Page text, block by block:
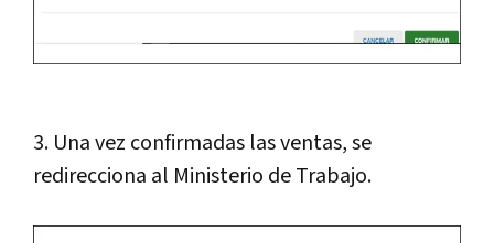
3. Una vez confirmadas las ventas, se
redirecciona al Ministerio de Trabajo.